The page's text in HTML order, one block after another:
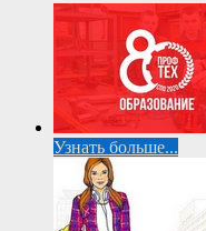
Узнать больше...